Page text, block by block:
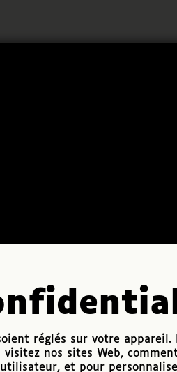
réglés sur votre appareil.
nos sites Web,
et pour